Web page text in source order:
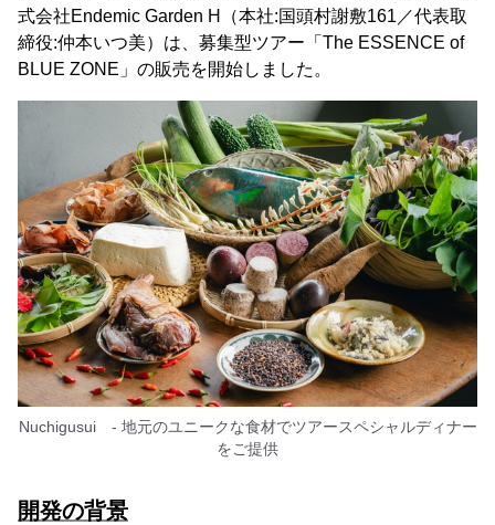
式会社Endemic Garden H（本社:国頭村謝敷161／代表取
締役:仲本いつ美）は、募集型ツアー「The ESSENCE of
BLUE ZONE」の販売を開始しました。
Nuchigusui - 地元のユニークな食材でツアースペシャルディナー
をご提供
開発の背景